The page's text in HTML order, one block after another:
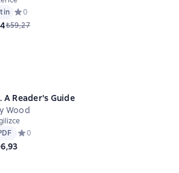
Средний рейтинг 0 на основе 0 оценок
0
₺59,27
A Reader's Guide
Kelsey Wood
PDF Средний рейтинг 0 на основе 0 оценок
0